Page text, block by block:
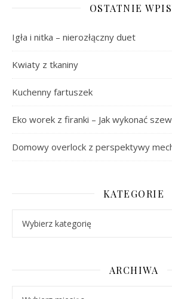
OSTATNIE
Igła i nitka – nierozłączny duet
Kwiaty z tkaniny
Kuchenny fartuszek
Eko worek z firanki – Jak wykonać
Domowy overlock z perspektywy
KATEGORIE
ARCHIWA